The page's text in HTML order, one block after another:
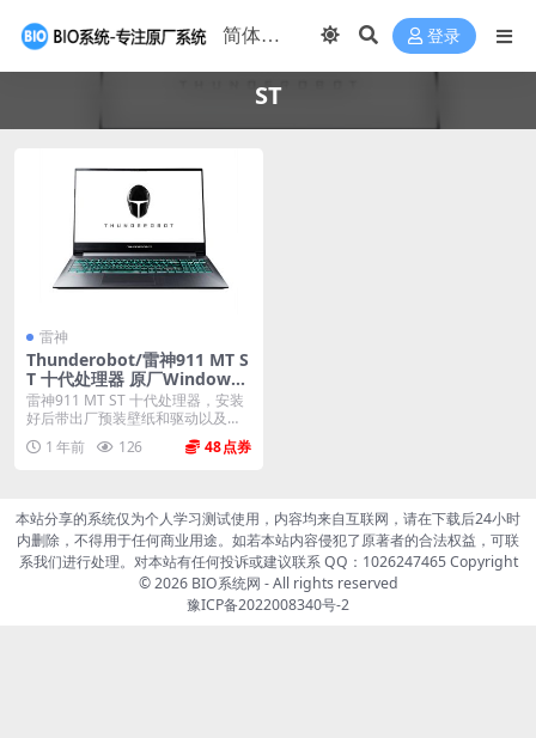
登录
ST
雷神
Thunderobot/雷神911 MT S
T 十代处理器 原厂Windows1
0 21H2恢复系统镜像下载
雷神911 MT ST 十代处理器，安装
好后带出厂预装壁纸和驱动以及控
制台 系统...
1 年前 126 48
本站分享的系统仅为个人学习测试使用，内容均来自互联网，请在下载后24小时
内删除，不得用于任何商业用途。如若本站内容侵犯了原著者的合法权益，可联
系我们进行处理。对本站有任何投诉或建议联系 QQ：1026247465 Copyright
© 2026 BIO系统网 - All rights reserved
豫ICP备2022008340号-2